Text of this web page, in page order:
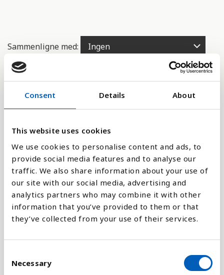
Consent Details About
This website uses cookies
We use cookies to personalise content and ads, to
provide social media features and to analyse our
traffic. We also share information about your use of
our site with our social media, advertising and
analytics partners who may combine it with other
information that you’ve provided to them or that
they’ve collected from your use of their services.
Necessary
Sammenligne med:
Forklaring
Omfanget af mennesker der lever i slum er
indgår i indikatoren. Slumproblemet opgøres i
denne indikatoren som andelen af befolkningen i
byerne som har tilgang til trygge lejeforhold. Med
trygge lejeforhold menes enten at man ejer sin
bolig, lejer den privat eller bor i social-/kommunal
bolig.
Utrygge lejeforhold, dårlig tilgang til rent vand og
utilstrækkelig boligareal er eksempler på